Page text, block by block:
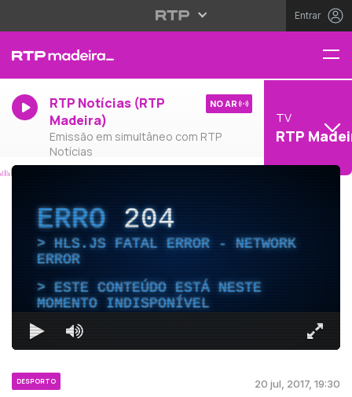
Entrar
RTP Notícias (RTP
Madeira)
Emissão em simultâneo com RTP
Notícias
NO AR
TV
RTP
ERRO204
HLS.JS FATAL ERROR - NETWORK
ERROR
ESTE CONTEÚDO ESTÁ NESTE
MOMENTO INDISPONÍVEL
DESPORTO 20 jul, 2017, 19:30